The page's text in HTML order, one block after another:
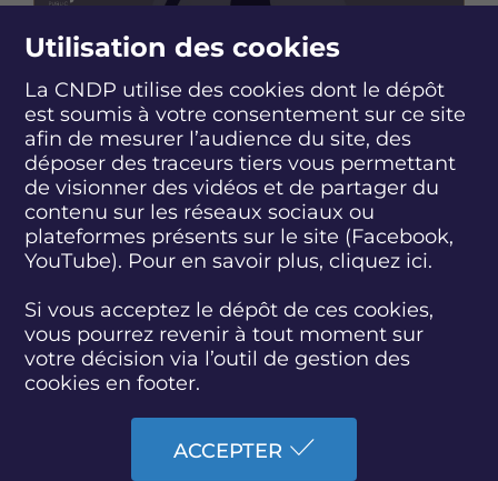
Utilisation des cookies
La CNDP utilise des cookies dont le dépôt
est soumis à votre consentement sur ce site
afin de mesurer l’audience du site, des
déposer des traceurs tiers vous permettant
de visionner des vidéos et de partager du
contenu sur les réseaux sociaux ou
plateformes présents sur le site (Facebook,
YouTube). Pour en savoir plus, cliquez ici.
Si vous acceptez le dépôt de ces cookies,
vous pourrez revenir à tout moment sur
votre décision via l’outil de gestion des
cookies en footer.
ACCEPTER
CONSTRUCTION D'UNE PAIRE DE
RÉACTEURS EPR2 SUR LE SITE DE
GRAVELINES
NUCLÉAIRE
Concertation continueEn cours
Nord - Hauts-de-France
Image
TECHNOCENTRE : CRÉATION D’UNE
INSTALLATION DE VALORISATION
DE MÉTAUX TRÈS FAIBLEMENT
RADIOACTIFS À FESSENHEIM